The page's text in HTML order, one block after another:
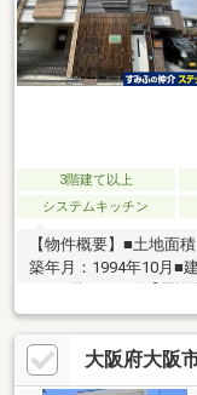
3階建て以上
システムキッチン
【物件概要】■土地面
築年月：1994年10月■
550ｍ/徒歩7分■デイリ
分■西成千本南郵便局
まで約270ｍ/徒歩4分■
田端公園まで約160ｍ/
大阪府大阪